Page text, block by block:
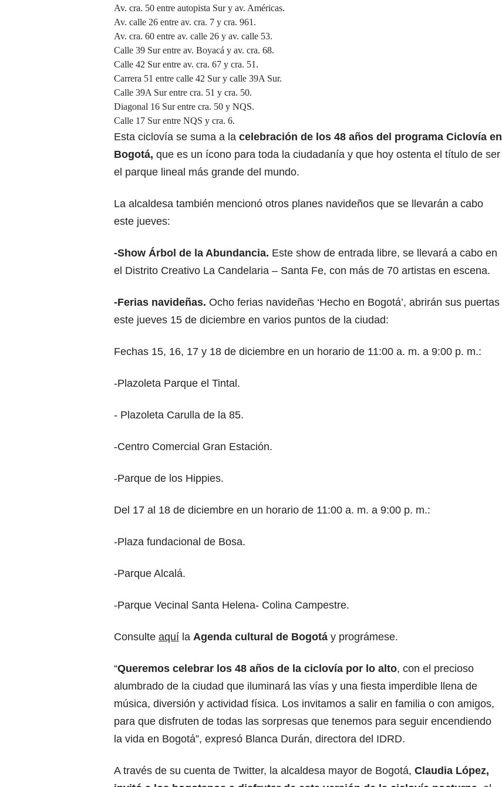
Av. cra. 50 entre autopista Sur y av. Américas.
Av. calle 26 entre av. cra. 7 y cra. 961.
Av. cra. 60 entre av. calle 26 y av. calle 53.
Calle 39 Sur entre av. Boyacá y av. cra. 68.
Calle 42 Sur entre av. cra. 67 y cra. 51.
Carrera 51 entre calle 42 Sur y calle 39A Sur.
Calle 39A Sur entre cra. 51 y cra. 50.
Diagonal 16 Sur entre cra. 50 y NQS.
Calle 17 Sur entre NQS y cra. 6.
Esta ciclovía se suma a la celebración de los 48 años del programa Ciclovía en
Bogotá, que es un ícono para toda la ciudadanía y que hoy ostenta el título de ser
el parque lineal más grande del mundo.
La alcaldesa también mencionó otros planes navideños que se llevarán a cabo
este jueves:
-Show Árbol de la Abundancia. Este show de entrada libre, se llevará a cabo en
el Distrito Creativo La Candelaria – Santa Fe, con más de 70 artistas en escena.
-Ferias navideñas. Ocho ferias navideñas ‘Hecho en Bogotá’, abrirán sus puertas
este jueves 15 de diciembre en varios puntos de la ciudad:
Fechas 15, 16, 17 y 18 de diciembre en un horario de 11:00 a. m. a 9:00 p. m.:
-Plazoleta Parque el Tintal.
- Plazoleta Carulla de la 85.
-Centro Comercial Gran Estación.
-Parque de los Hippies.
Del 17 al 18 de diciembre en un horario de 11:00 a. m. a 9:00 p. m.:
-Plaza fundacional de Bosa.
-Parque Alcalá.
-Parque Vecinal Santa Helena- Colina Campestre.
Consulte aquí la Agenda cultural de Bogotá y prográmese.
“Queremos celebrar los 48 años de la ciclovía por lo alto, con el precioso
alumbrado de la ciudad que iluminará las vías y una fiesta imperdible llena de
música, diversión y actividad física. Los invitamos a salir en familia o con amigos,
para que disfruten de todas las sorpresas que tenemos para seguir encendiendo
la vida en Bogotá”, expresó Blanca Durán, directora del IDRD.
A través de su cuenta de Twitter, la alcaldesa mayor de Bogotá, Claudia López,